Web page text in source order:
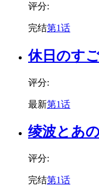
评分:
完结第1话
休日のす
评分:
最新第1话
绫波とあ
评分:
完结第1话